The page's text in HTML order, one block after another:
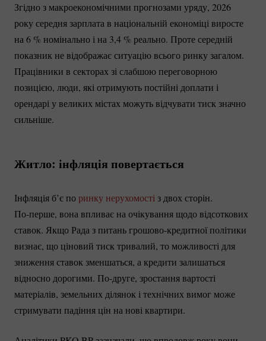
Згідно з макроекономічними прогнозами уряду, 2026
року середня зарплата в національній економіці виросте
на6 %номінально і на 3,4 % реально. Проте середній
показник не відображає ситуацію всього ринку загалом.
Працівники в секторах зі слабшою переговорною
позицією, люди, які отримують постійні доплати і
орендарі у великих містах можуть відчувати тиск значно
сильніше.
Житло: інфляція повертається
Інфляція б’є по ринку нерухомостіз двох сторін.
По-перше, вона впливає на очікування щодо відсоткових
ставок. Якщо Рада з питаньгрошово-кредитноїполітики
визнає, що ціновий тиск тривалий, то можливості для
зниження ставок зменшаться, а кредити залишаться
відносно дорогими. По-друге, зростання вартості
матеріалів, земельних ділянок і технічних вимог може
стримувати падіння цін на нові квартири.